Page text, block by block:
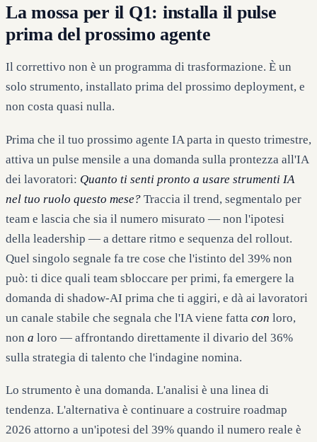
La mossa per il Q1: installa il pulse
prima del prossimo agente
Il correttivo non è un programma di trasformazione. È un
solo strumento, installato prima del prossimo deployment, e
non costa quasi nulla.
Prima che il tuo prossimo agente IA parta in questo trimestre,
attiva un pulse mensile a una domanda sulla prontezza all'IA
dei lavoratori: Quanto ti senti pronto a usare strumenti IA
nel tuo ruolo questo mese? Traccia il trend, segmentalo per
team e lascia che sia il numero misurato — non l'ipotesi
della leadership — a dettare ritmo e sequenza del rollout.
Quel singolo segnale fa tre cose che l'istinto del 39% non
può: ti dice quali team sbloccare per primi, fa emergere la
domanda di shadow-AI prima che ti aggiri, e dà ai lavoratori
un canale stabile che segnala che l'IA viene fatta con loro,
non a loro — affrontando direttamente il divario del 36%
sulla strategia di talento che l'indagine nomina.
Lo strumento è una domanda. L'analisi è una linea di
tendenza. L'alternativa è continuare a costruire roadmap
2026 attorno a un'ipotesi del 39% quando il numero reale è